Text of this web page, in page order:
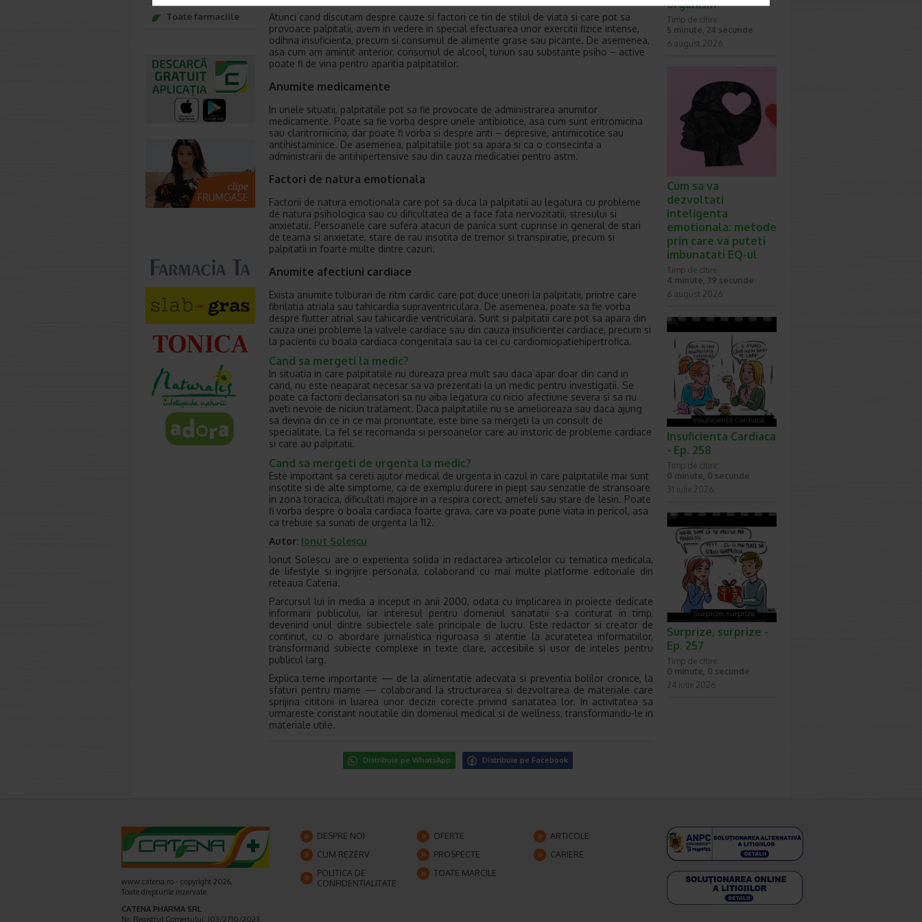
Atunci cand discutam despre cauze si factori ce tin de stilul de viata si care pot sa
provoace palpitatii, avem in vedere in special efectuarea unor exercitii fizice intense,
odihna insuficienta, precum si consumul de alimente grase sau picante. De asemenea,
asa cum am amintit anterior, consumul de alcool, tunun sau substante psiho – active
poate fi de vina pentru aparitia palpitatiilor.
Anumite medicamente
In unele situatii, palpitatiile pot sa fie provocate de administrarea anumitor
medicamente. Poate sa fie vorba despre unele antibiotice, asa cum sunt eritromicina
sau claritromicina, dar poate fi vorba si despre anti – depresive, antimicotice sau
antihistaminice. De asemenea, palpitatiile pot sa apara si ca o consecinta a
administrarii de antihipertensive sau din cauza medicatiei pentru astm.
Factori de natura emotionala
Factorii de natura emotionala care pot sa duca la palpitatii au legatura cu probleme
de natura psihologica sau cu dificultatea de a face fata nervozitatii, stresului si
anxietatii. Persoanele care sufera atacuri de panica sunt cuprinse in general de stari
de teama si anxietate, stare de rau insotita de tremor si transpiratie, precum si
palpitatii in foarte multe dintre cazuri.
Anumite afectiuni cardiace
Exista anumite tulburari de ritm cardic care pot duce uneori la palpitatii, printre care
fibrilatia atriala sau tahicardia supraventriculara. De asemenea, poate sa fie vorba
despre flutter atrial sau tahicardie ventriculara. Sunt si palpitatii care pot sa apara din
cauza unei probleme la valvele cardiace sau din cauza insuficientei cardiace, precum si
la pacientii cu boala cardiaca congenitala sau la cei cu cardiomiopatiehipertrofica.
Cand sa mergeti la medic?
In situatia in care palpitatiile nu dureaza prea mult sau daca apar doar din cand in
cand, nu este neaparat necesar sa va prezentati la un medic pentru investigatii. Se
poate ca factorii declansatori sa nu aiba legatura cu nicio afectiune severa si sa nu
aveti nevoie de niciun tratament. Daca palpitatiile nu se amelioreaza sau daca ajung
sa devina din ce in ce mai pronuntate, este bine sa mergeti la un consult de
specialitate. La fel se recomanda si persoanelor care au instoric de probleme cardiace
si care au palpitatii.
Cand sa mergeti de urgenta la medic?
Este important sa cereti ajutor medical de urgenta in cazul in care palpitatiile mai sunt
insotite si de alte simptome, ca de exemplu durere in piept sau senzatie de stransoare
in zona toracica, dificultati majore in a respira corect, ameteli sau stare de lesin. Poate
fi vorba despre o boala cardiaca foarte grava, care va poate pune viata in pericol, asa
ca trebuie sa sunati de urgenta la 112.
Autor: Ionut Solescu
Ionut Solescu are o experienta solida in redactarea articolelor cu tematica medicala,
de lifestyle si ingrijire personala, colaborand cu mai multe platforme editoriale din
reteaua Catena.
Parcursul lui in media a inceput in anii 2000, odata cu implicarea in proiecte dedicate
informarii publicului, iar interesul pentru domeniul sanatatii s-a conturat in timp,
devenind unul dintre subiectele sale principale de lucru. Este redactor si creator de
continut, cu o abordare jurnalistica riguroasa si atentie la acuratetea informatiilor,
transformand subiecte complexe in texte clare, accesibile si usor de inteles pentru
publicul larg.
Explica teme importante — de la alimentatie adecvata si preventia bolilor cronice, la
sfaturi pentru mame — colaborand la structurarea si dezvoltarea de materiale care
sprijina cititorii in luarea unor decizii corecte privind sanatatea lor. In activitatea sa
urmareste constant noutatile din domeniul medical si de wellness, transformandu-le in
materiale utile.
Distribuie pe WhatsApp Distribuie pe Facebook
Toate farmaciile
organism
Timp de citire:
5 minute, 24 secunde
6 august 2026
Cum sa va
dezvoltati
inteligenta
emotionala: metode
prin care va puteti
imbunatati EQ-ul
Timp de citire:
4 minute, 39 secunde
6 august 2026
Insuficienta Cardiaca
- Ep. 258
Timp de citire:
0 minute, 0 secunde
31 iulie 2026
Surprize, surprize -
Ep. 257
Timp de citire:
0 minute, 0 secunde
24 iulie 2026
www.catena.ro - copyright 2026,
Toate drepturile rezervate
CATENA PHARMA SRL
Nr. Registrul Comerţului: J03/2710/2023
DESPRE NOI OFERTE
ARTICOLE
CUM REZERV
PROSPECTE
CARIERE
POLITICA DE
CONFIDENTIALITATE
TOATE MARCILE